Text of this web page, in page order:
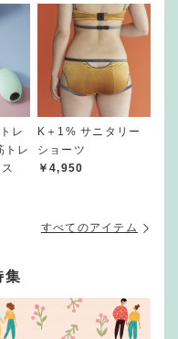
レ
トレ
K＋1% サニタリー
ショーツ
￥4,950
すべてのアイテム
集